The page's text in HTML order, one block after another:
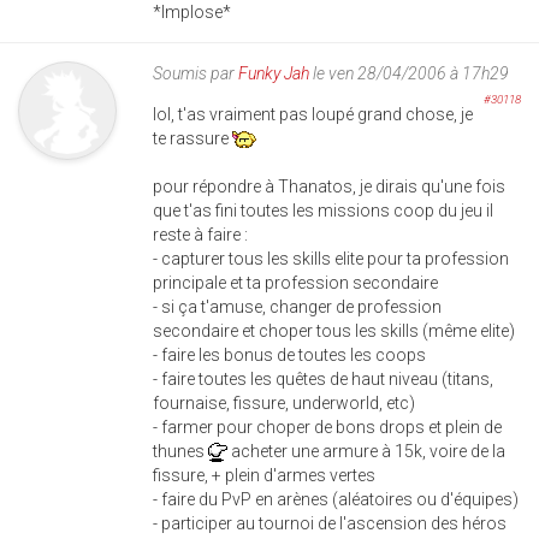
*Implose*
Soumis parFunky Jahle ven 28/04/2006 à 17h29
#30118
lol, t'as vraiment pas loupé grand chose, je
te rassure
pour répondre à Thanatos, je dirais qu'une fois
que t'as fini toutes les missions coop du jeu il
reste à faire :
- capturer tous les skills elite pour ta profession
principale et ta profession secondaire
- si ça t'amuse, changer de profession
secondaire et choper tous les skills (même elite)
- faire les bonus de toutes les coops
- faire toutes les quêtes de haut niveau (titans,
fournaise, fissure, underworld, etc)
- farmer pour choper de bons drops et plein de
thunes
acheter une armure à 15k, voire de la
fissure, + plein d'armes vertes
- faire du PvP en arènes (aléatoires ou d'équipes)
- participer au tournoi de l'ascension des héros